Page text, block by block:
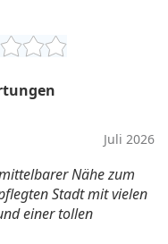
Juli 2026
Nähe zum
Stadt mit vielen
einer tollen